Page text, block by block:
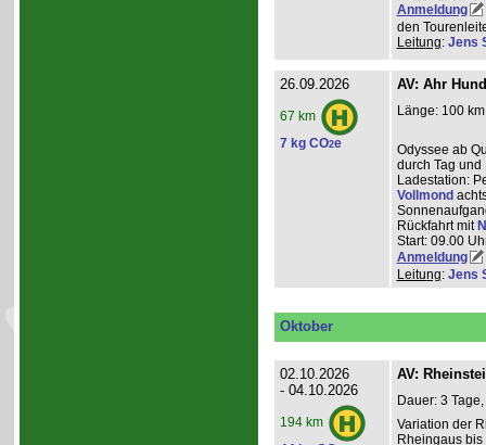
Anmeldung
den
Leitung: Jens
26.09.2026
67 km
7 kg CO2e
AV: Ahr
Länge: 100
Odyssee ab
durch Tag
Ladestation:
Vollmond
Rückfahrt mit
Start: 09.00
Anmeldung
Leitung: Jens
Oktober
02.10.2026
- 04.10.2026
194 km
AV:
Dauer: 3
Variation der
Rheingaus